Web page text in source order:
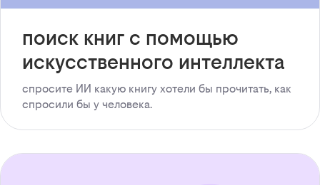
поиск книг с помощью
искусственного интеллекта
спросите ИИ какую книгу хотели бы прочитать, как
спросили бы у человека.